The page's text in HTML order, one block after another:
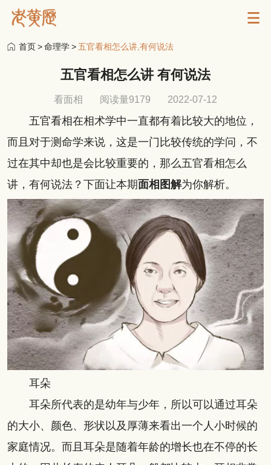
首页>命理学> 五官看相怎么讲,有何说法
五官看相怎么讲 有何说法
看面相 阅读量9179 2022-07-12
五官看相在相术学中一直都有着比较大的地位，
而且对于测命学来说，这是一门比较传统的学问，不
过在其中却也是会比较重要的，那么五官看相怎么
讲，有何说法？下面让本期面相图解为你解析。
耳朵
耳朵所代表的是幼年与少年，所以可以通过耳朵
的大小、颜色、形状以及厚薄来看出一个人小时候的
家庭情况。而且耳朵是随着年龄的增长也在不停的长